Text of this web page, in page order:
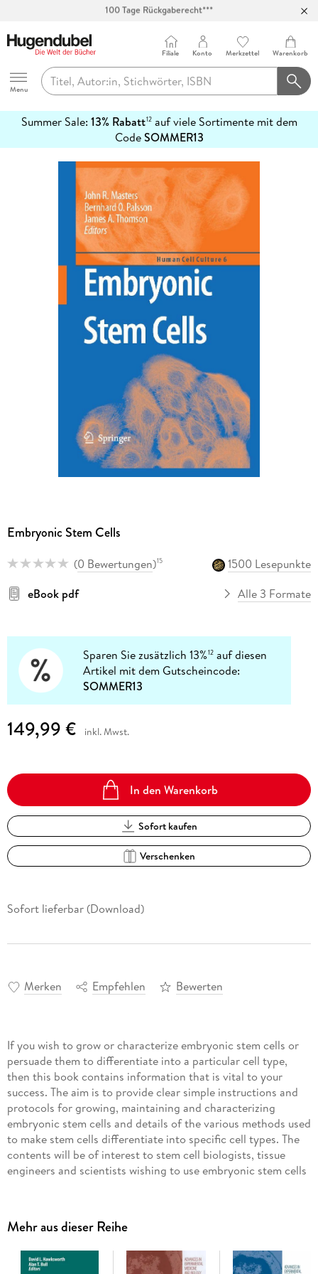
Abholung in über 100 Filialen
Hugendubel
Menu
Filiale Konto Merkzettel Warenkorb
Summer Sale: 13% Rabatt12auf viele Sortimente mit dem
CodeSOMMER13
erfahren
Embryonic Stem Cells
(0 Bewertungen)15
1500 Lesepunkte
eBook pdf
Alle 3 Formate
Sparen Sie zusätzlich 13%12 auf diesen
Artikel mit dem Gutscheincode:
SOMMER13
149,99 € inkl. Mwst.
In den Warenkorb
Sofort kaufen
Verschenken
Sofort lieferbar (Download)
Merken Empfehlen Bewerten
If you wish to grow or characterize embryonic stem cells or
persuade them to differentiate into a particular cell type,
then this book contains information that is vital to your
success. The aim is to provide clear simple instructions and
protocols for growing, maintaining and characterizing
embryonic stem cells and details of the various methods used
to make stem cells differentiate into specific cell types. The
contents will be of interest to stem cell biologists, tissue
engineers and scientists wishing to use embryonic stem cells
embryonic stem cells.
Mehr aus dieser Reihe